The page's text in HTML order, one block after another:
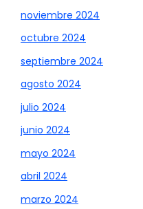
noviembre 2024
octubre 2024
septiembre 2024
agosto 2024
julio 2024
junio 2024
mayo 2024
abril 2024
marzo 2024